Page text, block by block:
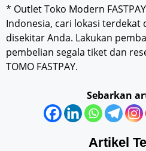
* Outlet Toko Modern
Indonesia, cari lokasi terdekat
disekitar Anda. Lakukan
pembelian segala tiket dan
TOMO FASTPAY.
Sebarkan
Artikel